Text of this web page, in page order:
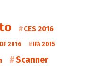
CES 2016
2016 IFA 2015
Scanner